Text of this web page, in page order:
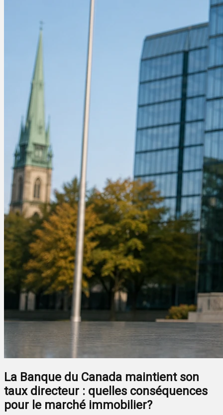
La Banque du Canada maintient son
taux directeur : quelles conséquences
pour le marché immobilier?